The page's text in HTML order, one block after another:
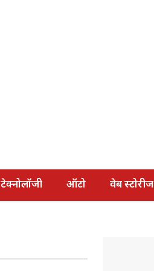
टेक्नोलॉजी ऑटो वेब स्टोरीज